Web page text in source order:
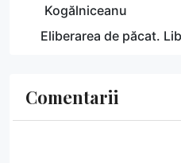
Kogălniceanu
Eliberarea de păcat.
Comentarii